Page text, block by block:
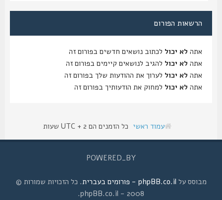
הרשאות הפורום
לא יכול לכתוב נושאים חדשים בפורום זה
לא יכול להגיב לנושאים קיימים בפורום זה
לא יכול לערוך את ההודעות שלך בפורום זה
לא יכול למחוק את הודעותיך בפורום זה
עמוד ראשי כל הזמנים הם UTC + 2 שעות
POWERED_BY
מבוסס עלphpBB.co.il - פורומים בעברית
. כל הזכויות שמורות ©
2008 - phpBB.co.il.